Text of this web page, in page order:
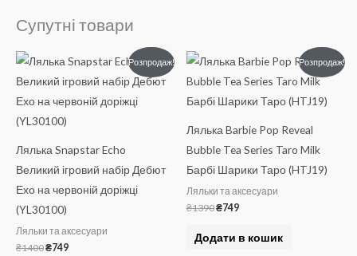
Супутні товари
Розпродаж!
Лялька Snapstar Echo
Великий ігровий набір Дебют
Ехо на червоній доріжці
(YL30100)
Ляльки та аксесуари
₴1400
Оригінальна
ціна:
₴1400.
₴749
Поточна
ціна:
₴749.
Розпродаж!
Лялька Barbie Pop Reveal
Bubble Tea Series Taro Milk
Барбі Шарики Таро (HTJ19)
Ляльки та аксесуари
₴1390
Оригінальна
ціна:
₴1390.
₴749
Поточна
ціна:
₴749.
Додати в кошик